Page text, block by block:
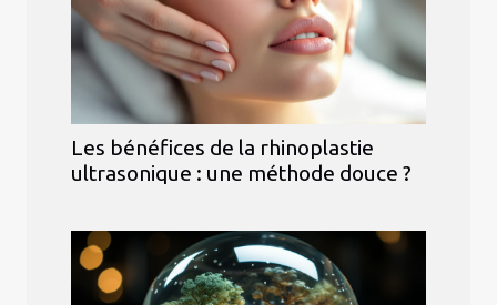
Les bénéfices de la rhinoplastie
ultrasonique : une méthode douce ?